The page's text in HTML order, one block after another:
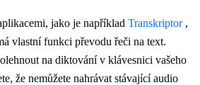
jako je například Transkriptor,
vlastní funkci převodu řeči na text.
na diktování v klávesnici vašeho
že nemůžete nahrávat stávající audio